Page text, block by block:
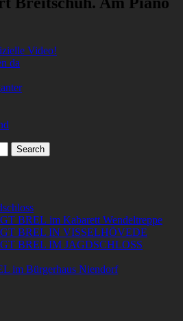
Video!
da
BREL im Kabarett Wendeltreppe
BREL IN VISSELHÖVEDE
BREL IM JAGDSCHLOSS
im Bürgerhaus Niendorf